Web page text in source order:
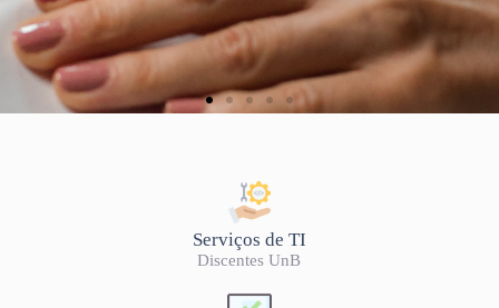
Serviços de TI
Discentes UnB